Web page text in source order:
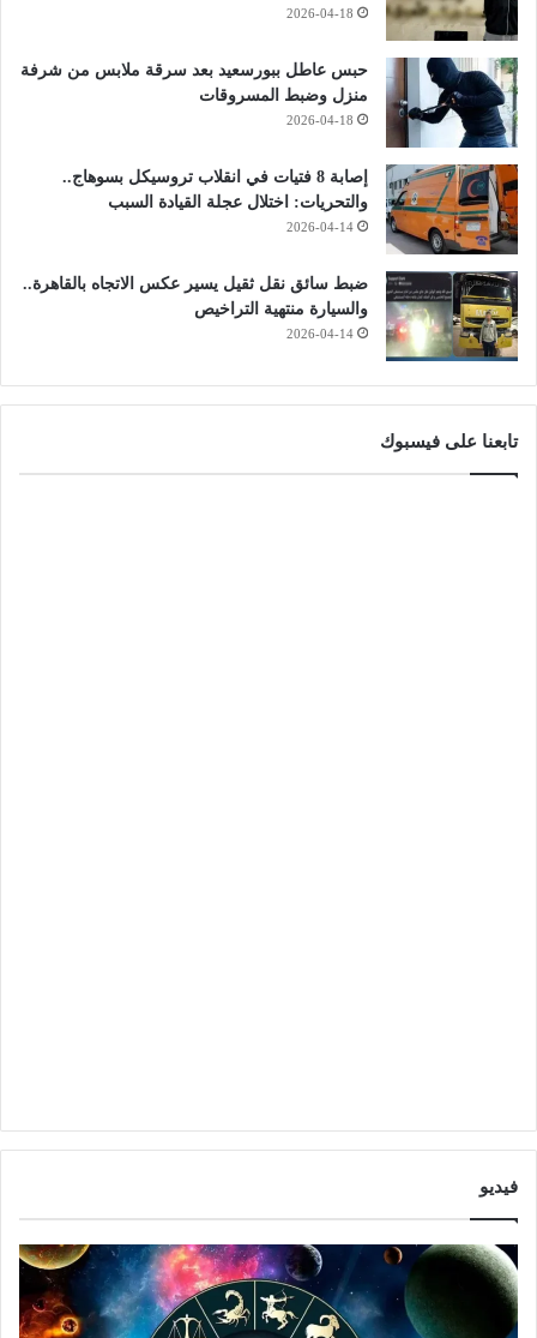
2026-04-18
حبس عاطل ببورسعيد بعد سرقة ملابس من شرفة
منزل وضبط المسروقات
2026-04-18
إصابة 8 فتيات في انقلاب تروسيكل بسوهاج..
والتحريات: اختلال عجلة القيادة السبب
2026-04-14
ضبط سائق نقل ثقيل يسير عكس الاتجاه بالقاهرة..
والسيارة منتهية التراخيص
2026-04-14
تابعنا على فيسبوك
فيديو
ب
ر
ا